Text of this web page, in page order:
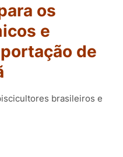
os
e
de
brasileiros e